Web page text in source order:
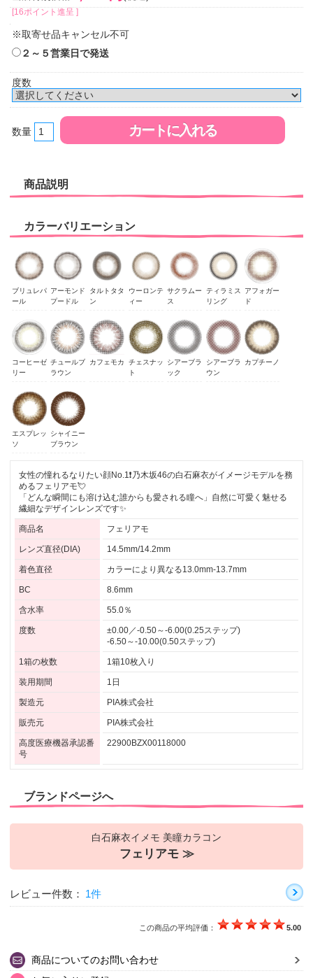
[16ポイント進呈 ]
※取寄せ品キャンセル不可
２～５営業日で発送
度数
数量
商品説明
カラーバリエーション
ブリュレパ
ール
アーモンド
プードル
タルトタタ
ン
ウーロンテ
ィー
サクラムー
ス
ティラミス
リング
アフォガー
ド
コーヒーゼ
リー
チュールブ
ラウン
カフェモカ チェスナッ
ト
シアーブラ
ック
シアーブラ
ウン
カプチーノ
エスプレッ
ソ
シャイニー
ブラウン
女性の憧れるなりたい顔No.1❗乃木坂46の白石麻衣がイメージモデルを務
めるフェリアモ💘
「どんな瞬間にも溶け込む誰からも愛される瞳へ」自然に可愛く魅せる
繊細なデザインレンズです✨
商品名 フェリアモ
レンズ直径(DIA) 14.5mm/14.2mm
着色直径 カラーにより異なる13.0mm-13.7mm
BC 8.6mm
含水率 55.0％
度数
±0.00／-0.50～-6.00(0.25ステップ)
-6.50～-10.00(0.50ステップ)
1箱の枚数 1箱10枚入り
装用期間 1日
製造元 PIA株式会社
販売元 PIA株式会社
高度医療機器承認番
号
22900BZX00118000
ブランドページへ
白石麻衣イメモ 美瞳カラコン
フェリアモ ≫
レビュー件数： 1件
この商品の平均評価： 5.00
商品についてのお問い合わせ